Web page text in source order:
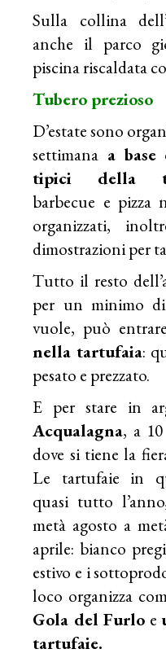
Sulla collina
anche il parco
piscina riscaldata
Tubero prezioso
D’estate sono
settimana a
tipici della
barbecue e pizza
organizzati,
dimostrazioni per
Tutto il resto
per un minimo di
vuole, può entrare
nella tartufaia:
pesato e prezzato.
E per stare in
Acqualagna, a
dove si tiene la
Le tartufaie in
quasi tutto
metà agosto a
aprile: bianco
estivo e i
loco organizza
Gola del Furlo e
tartufaie.